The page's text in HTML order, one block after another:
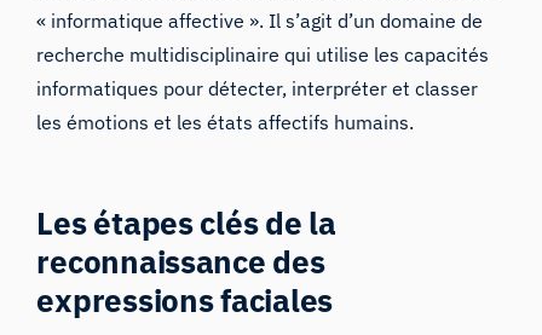
« informatique affective ». Il s’agit d’un domaine de
recherche multidisciplinaire qui utilise les capacités
informatiques pour détecter, interpréter et classer
les émotions et les états affectifs humains.
Les étapes clés de la
reconnaissance des
expressions faciales